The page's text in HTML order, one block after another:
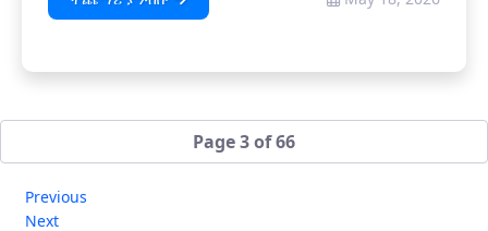
Page 3 of 66
Previous
Next